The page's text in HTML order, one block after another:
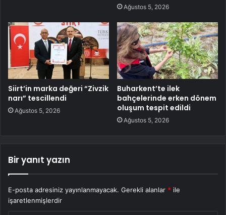
Ağustos 5, 2026
Siirt’in marka değeri “Zivzik
narı” tescillendi
Ağustos 5, 2026
Buharkent’te ilek
bahçelerinde erken dönem
oluşum tespit edildi
Ağustos 5, 2026
Bir yanıt yazın
E-posta adresiniz yayınlanmayacak. Gerekli alanlar * ile
işaretlenmişlerdir